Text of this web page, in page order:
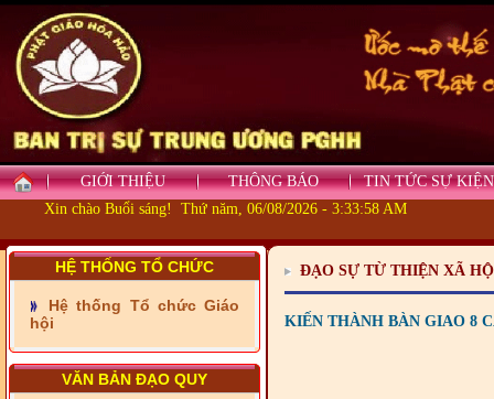
GIỚI THIỆU THÔNG BÁO
TIN TỨC SỰ KIỆN
Xin chào Buổi sáng! Thứ năm, 06/08/2026 - 3:33:59 AM
HỆ THỐNG TỔ CHỨC
Hệ thống Tổ chức Giáo
hội
VĂN BẢN ĐẠO QUY
- Những tấm lòng thiện
nguyện vùng biên
- BAN TRỊ SỰ XÃ ĐẠI
PHƯỚC TỈNH ĐỒNG NAI
TIẾP SỨC ĐẾN TRƯỜNG
ĐẠO SỰ TỪ THIỆN XÃ
KIẾN THÀNH BÀN GIAO 8